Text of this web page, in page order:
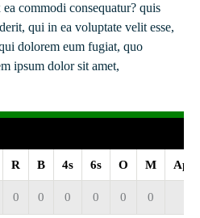
commodi consequatur? quis
qui in ea voluptate velit esse,
dolorem eum fugiat, quo
ipsum dolor sit amet,
R B 4s 6s O M
0 0 0 0 0 0